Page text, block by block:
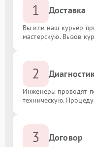
1 Доставка
Вы или наш курьер
мастерскую. Вызов
2
Инженеры проводят
техническую.
3 Договор